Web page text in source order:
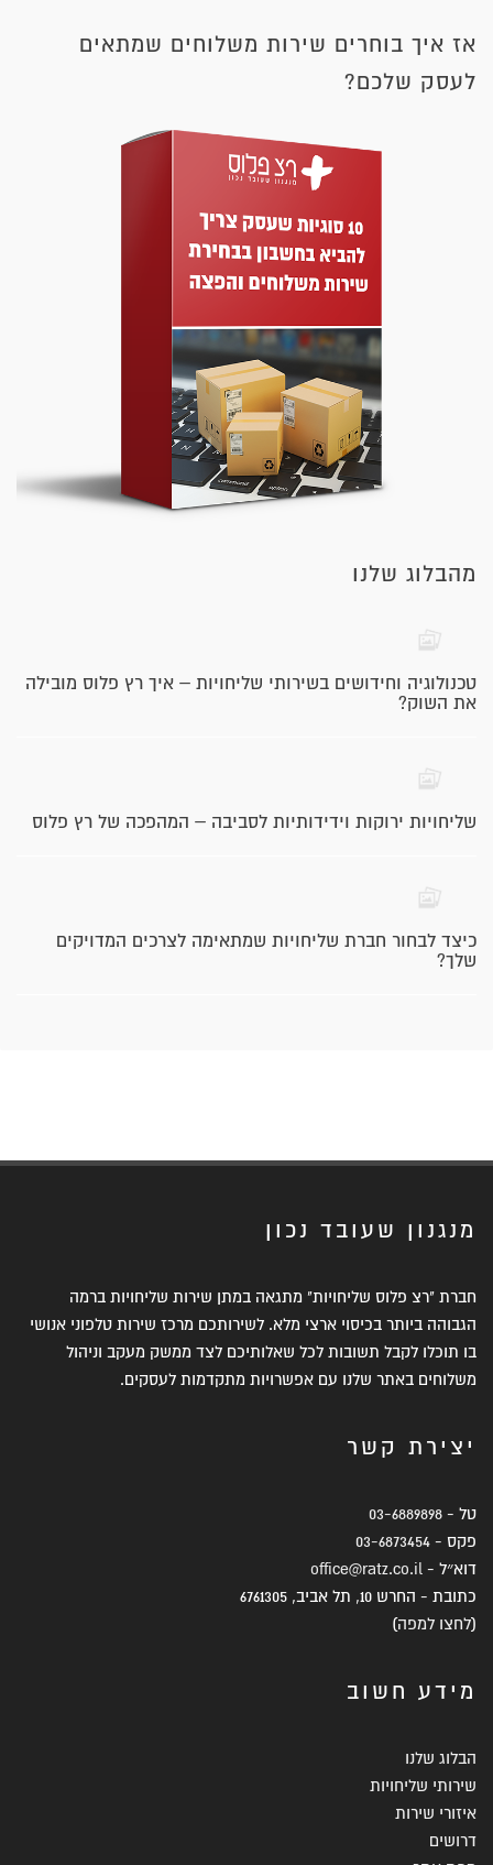
אז איך בוחרים שירות משלוחים שמתאים
לעסק שלכם?
מהבלוג שלנו
טכנולוגיה וחידושים בשירותי שליחויות – איך רץ פלוס מובילה
את השוק?
שליחויות ירוקות וידידותיות לסביבה – המהפכה של רץ פלוס
כיצד לבחור חברת שליחויות שמתאימה לצרכים המדויקים
שלך?
מנגנון שעובד נכון
חברת "רצ פלוס שליחויות" מתגאה במתן שירות שליחויות ברמה
הגבוהה ביותר בכיסוי ארצי מלא. לשירותכם מרכז שירות טלפוני אנושי
בו תוכלו לקבל תשובות לכל שאלותיכם לצד ממשק מעקב וניהול
משלוחים באתר שלנו עם אפשרויות מתקדמות לעסקים.
יצירת קשר
טל - 03-6889898
פקס - 03-6873454
דוא״ל - office@ratz.co.il
כתובת - החרש 10, תל אביב, 6761305
(לחצו למפה)
מידע חשוב
הבלוג שלנו
שירותי שליחויות
איזורי שירות
דרושים